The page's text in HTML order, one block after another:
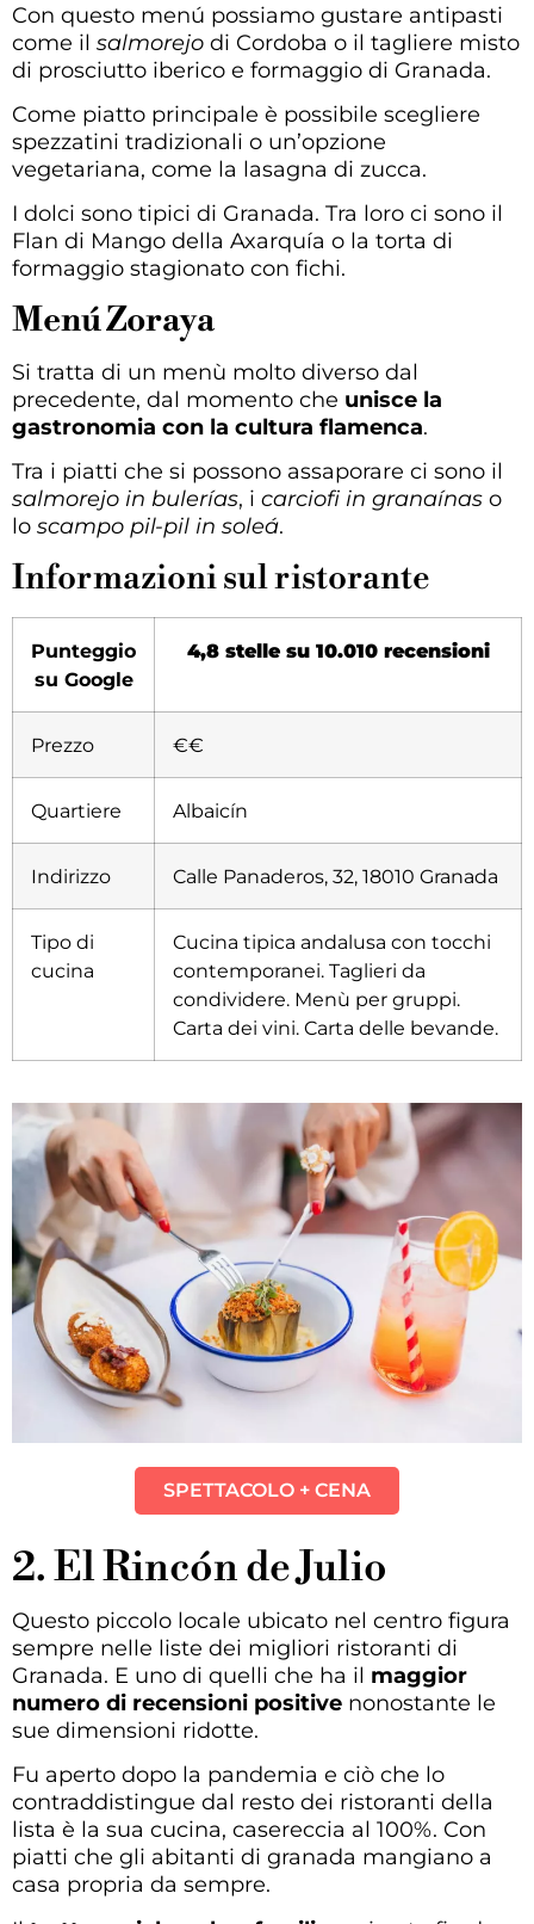
Con questo menú possiamo gustare antipasti
come il salmorejo di Cordoba o il tagliere misto
di prosciutto iberico e formaggio di Granada.
Come piatto principale è possibile scegliere
spezzatini tradizionali o un’opzione
vegetariana, come la lasagna di zucca.
I dolci sono tipici di Granada. Tra loro ci sono il
Flan di Mango della Axarquía o la torta di
formaggio stagionato con fichi.
Menú Zoraya
Si tratta di un menù molto diverso dal
precedente, dal momento che unisce la
gastronomia con la cultura flamenca.
Tra i piatti che si possono assaporare ci sono il
salmorejo in bulerías, i carciofi in granaínas o
lo scampo pil-pil in soleá.
Informazioni sul ristorante
Punteggio
su Google
4,8 stelle su 10.010 recensioni
Prezzo €€
Quartiere Albaicín
Indirizzo Calle Panaderos, 32, 18010 Granada
Tipo di
cucina
Cucina tipica andalusa con tocchi
contemporanei. Taglieri da
condividere. Menù per gruppi.
Carta dei vini. Carta delle bevande.
SPETTACOLO + CENA
2. El Rincón de Julio
Questo piccolo locale ubicato nel centro figura
sempre nelle liste dei migliori ristoranti di
Granada. E uno di quelli che ha il maggior
numero di recensioni positive nonostante le
sue dimensioni ridotte.
Fu aperto dopo la pandemia e ciò che lo
contraddistingue dal resto dei ristoranti della
lista è la sua cucina, casereccia al 100%. Con
piatti che gli abitanti di granada mangiano a
casa propria da sempre.